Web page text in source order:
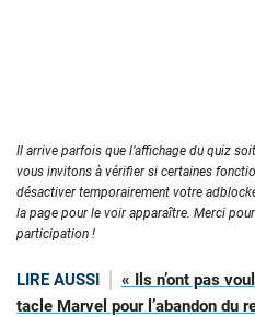
Il arrive parfois que l’affichage du quiz
vous invitons à vérifier si certaines
désactiver temporairement votre
la page pour le voir apparaître. Merci
participation !
LIRE AUSSI
« Ils n’ont pas
tacle Marvel pour l’abandon du